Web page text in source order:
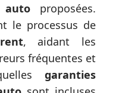
auto proposées.
le processus de
, aidant les
fréquentes et
garanties